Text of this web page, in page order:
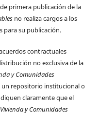
primera publicación de la
no realiza cargos a los
para su publicación.
contractuales
no exclusiva de la
y Comunidades
repositorio institucional o
claramente que el
Vivienda y Comunidades